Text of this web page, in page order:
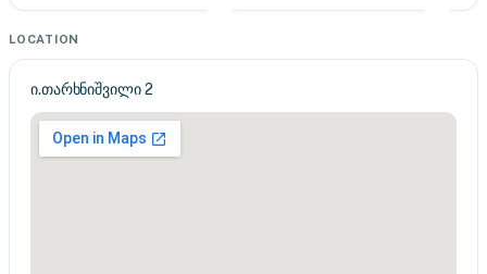
LOCATION
ი.თარხნიშვილი 2